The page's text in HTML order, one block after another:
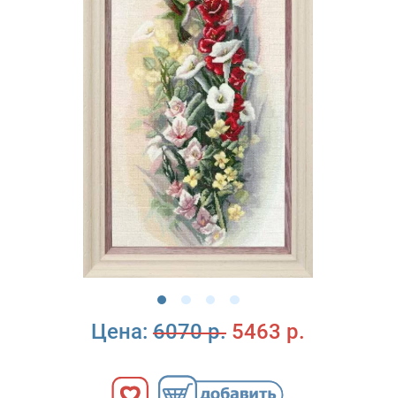
Цена: 6070 р. 5463 р.